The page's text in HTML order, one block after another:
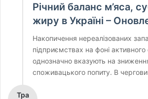
Річний баланс м’яса,
жиру в Україні –
Накопичення нереалізованих
підприємствах на фоні активного
однозначно вказують на
споживацького попиту. В
Тра